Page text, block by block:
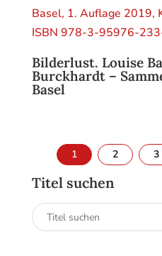
Bilderlust. Louise
Burckhardt –
Basel
1 2 3
Titel suchen
Suchen
nach: